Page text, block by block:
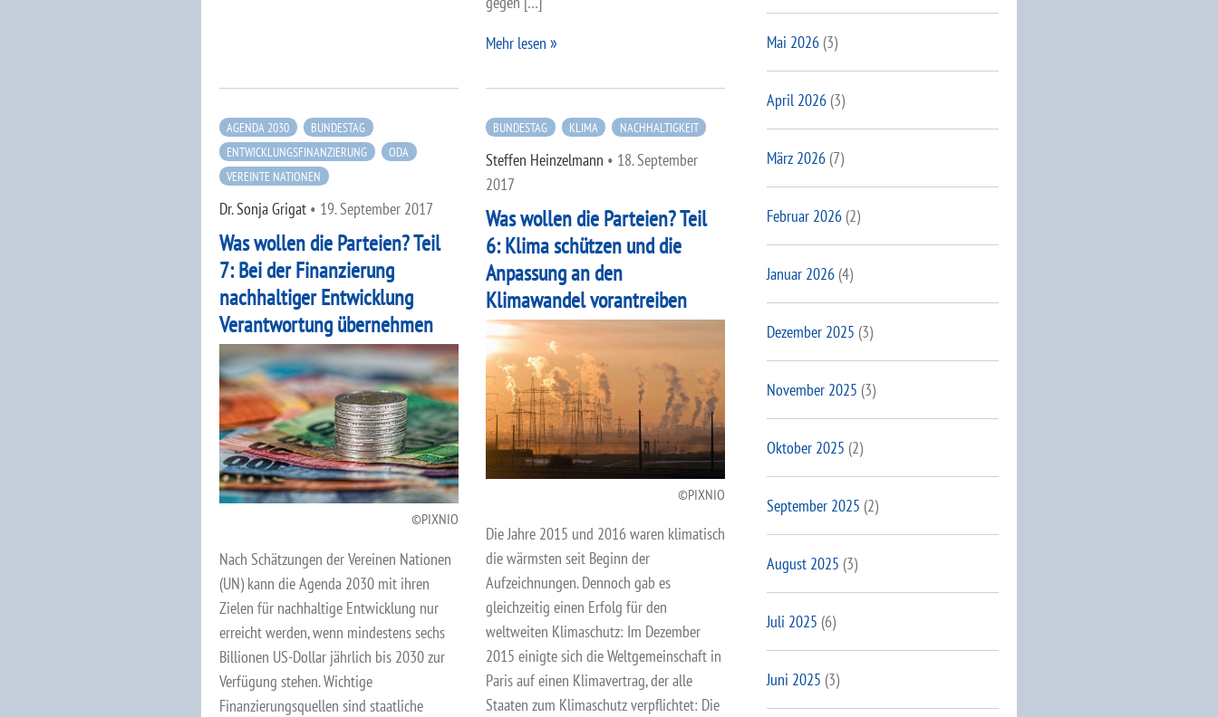
Mehr lesen
AGENDA 2030
BUNDESTAG
ENTWICKLUNGSFINANZIERUNG
ODA
VEREINTE NATIONEN
Dr. Sonja Grigat • 19. September 2017
Was wollen die Parteien? Teil
7: Bei der Finanzierung
nachhaltiger Entwicklung
Verantwortung übernehmen
PIXNIO
Nach Schätzungen der Vereinen Nationen
(UN) kann die Agenda 2030 mit ihren
Zielen für nachhaltige Entwicklung nur
erreicht werden, wenn mindestens sechs
Billionen US-Dollar jährlich bis 2030 zur
Verfügung stehen. Wichtige
Finanzierungsquellen sind staatliche
BUNDESTAG KLIMA NACHHALTIGKEIT
Steffen Heinzelmann • 18. September
2017
Was wollen die Parteien? Teil
6: Klima schützen und die
Anpassung an den
Klimawandel vorantreiben
PIXNIO
Die Jahre 2015 und 2016 waren klimatisch
die wärmsten seit Beginn der
Aufzeichnungen. Dennoch gab es
gleichzeitig einen Erfolg für den
weltweiten Klimaschutz: Im Dezember
2015 einigte sich die Weltgemeinschaft in
Paris auf einen Klimavertrag, der alle
Staaten zum Klimaschutz verpflichtet: Die
Mai 2026(3)
April 2026(3)
März 2026(7)
Februar 2026(2)
Januar 2026(4)
Dezember 2025 (3)
November 2025 (3)
Oktober 2025 (2)
September 2025 (2)
August 2025 (3)
Juli 2025 (6)
Juni 2025 (3)